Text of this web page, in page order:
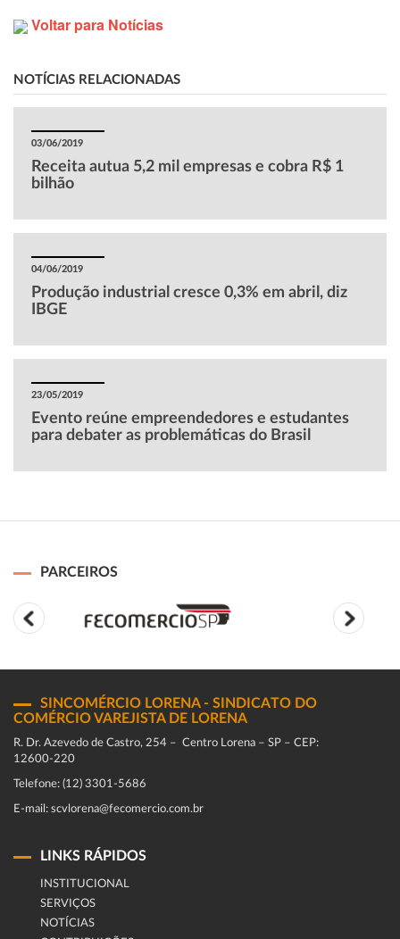
Voltar para Notícias
NOTÍCIAS RELACIONADAS
03/06/2019
Receita autua 5,2 mil empresas e cobra R$ 1
bilhão
04/06/2019
Produção industrial cresce 0,3% em abril, diz
IBGE
23/05/2019
Evento reúne empreendedores e estudantes
para debater as problemáticas do Brasil
PARCEIROS
SINCOMÉRCIO LORENA - SINDICATO DO
COMÉRCIO VAREJISTA DE LORENA
R. Dr. Azevedo de Castro, 254 – Centro Lorena – SP – CEP:
12600-220
Telefone: (12) 3301-5686
E-mail: scvlorena@fecomercio.com.br
LINKS RÁPIDOS
INSTITUCIONAL
SERVIÇOS
NOTÍCIAS